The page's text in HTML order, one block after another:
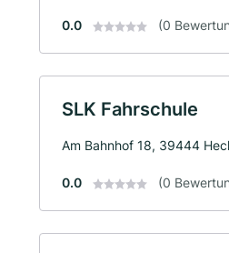
0.0 (0
SLK Fahrschule
Am Bahnhof 18, 39444
0.0 (0